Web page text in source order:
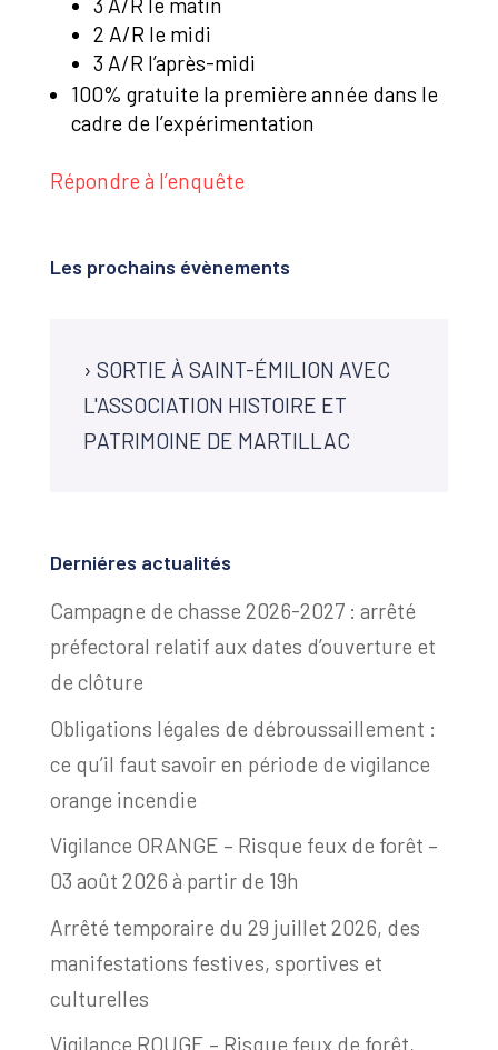
2 A/R le midi
3 A/R l’après-midi
100% gratuite la première année dans le
cadre de l’expérimentation
Répondre à l’enquête
Les prochains évènements
› SORTIE À SAINT-ÉMILION AVEC
L'ASSOCIATION HISTOIRE ET
PATRIMOINE DE MARTILLAC
Derniéres actualités
Campagne de chasse 2026-2027 : arrêté
préfectoral relatif aux dates d’ouverture et
de clôture
Obligations légales de débroussaillement :
ce qu’il faut savoir en période de vigilance
orange incendie
Vigilance ORANGE – Risque feux de forêt –
03 août 2026 à partir de 19h
Arrêté temporaire du 29 juillet 2026, des
manifestations festives, sportives et
culturelles
Vigilance ROUGE – Risque feux de forêt,